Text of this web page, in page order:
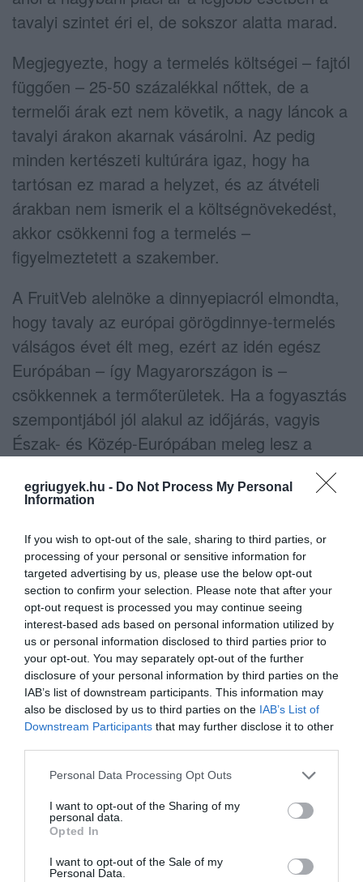
egriugyek.hu - Do Not Process My Personal
Information
If you wish to opt-out of the sale, sharing to third parties, or
processing of your personal or sensitive information for
targeted advertising by us, please use the below opt-out
section to confirm your selection. Please note that after your
opt-out request is processed you may continue seeing
interest-based ads based on personal information utilized by
us or personal information disclosed to third parties prior to
your opt-out. You may separately opt-out of the further
disclosure of your personal information by third parties on the
IAB’s list of downstream participants. This information may
also be disclosed by us to third parties on the IAB’s List of
Downstream Participants that may further disclose it to other
Please note that this website/app uses one or more Google
not limited to your visit or usage behaviour. You may click to
grant or deny consent to Google and its third-party tags to
use your data for below specified purposes in below Google
consent section.
Personal Data Processing Opt Outs
I want to opt-out of the Sharing of my
personal data.
Opted In
I want to opt-out of the Sale of my
Personal Data.
tavalyi szintet éri el, de sokszor alatta marad.
Megjegyezte, hogy a termelés költségei – fajtól
függően – 25-50 százalékkal nőttek, de a
termelői árak ezt nem követik, a nagy láncok a
tavalyi árakon akarnak vásárolni. Az pedig
minden kertészeti kultúrára igaz, hogy ha
tartósan ez marad a helyzet, és az átvételi
árakban nem ismerik el a költségnövekedést,
akkor csökkenni fog a termelés –
figyelmeztetett a szakember.
A FruitVeb alelnöke a dinnyepiacról elmondta,
hogy tavaly az európai görögdinnye-termelés
válságos évet élt meg, ezért az idén egész
Európában – így Magyarországon is –
csökkennek a termőterületek. Ha a fogyasztás
szempontjából jól alakul az időjárás, vagyis
Észak- és Közép-Európában meleg lesz a
nyár, akkor az idén kedvezőek lehetnek az
árak.
Ne maradjon le a legfrissebb hírekről, kövessen
bennünket az EGRI ÜGYEK Google Hírek oldalán!
VISSZA A FŐOLDALRA
2026. augusztus 09 Promóció